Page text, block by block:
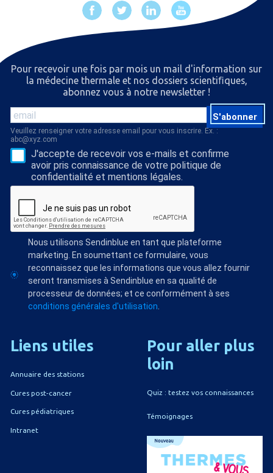
Pour recevoir une fois par mois un mail d'information sur
la médecine thermale et nos dossiers scientiﬁques,
abonnez vous à notre newsletter !
S'abonner
Veuillez renseigner votre adresse email pour vous inscrire. Ex. :
abc@xyz.com
J'accepte de recevoir vos e-mails et confirme
avoir pris connaissance de votre politique de
confidentialité et mentions légales.
Nous utilisons Sendinblue en tant que plateforme
marketing. En soumettant ce formulaire, vous
reconnaissez que les informations que vous allez fournir
seront transmises à Sendinblue en sa qualité de
processeur de données; et ce conformément à ses
conditions générales d'utilisation.
Liens utiles
Annuaire des stations
Cures post-cancer
Cures pédiatriques
Intranet
Pour aller plus
loin
Quiz : testez vos connaissances
Témoignages